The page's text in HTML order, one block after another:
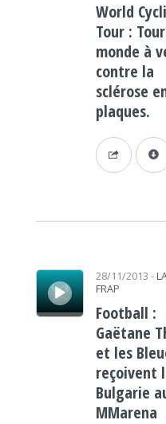
World
Tour :
monde à
contre la
sclérose
plaques.
Lecteur audio 28/11/2013 -
FRAP
Football :
Gaëtane
et les
reçoivent
Bulgarie
MMarena